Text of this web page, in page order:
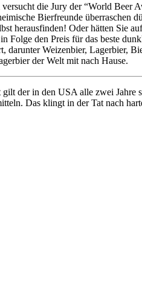
die Jury der “World Beer
Bierfreunde überraschen
herausfinden! Oder hätten Sie
Folge den Preis für das beste
Weizenbier, Lagerbier,
der Welt mit nach Hause.
der in den USA alle zwei Jahre
Das klingt in der Tat nach